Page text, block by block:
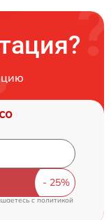
cполитикой